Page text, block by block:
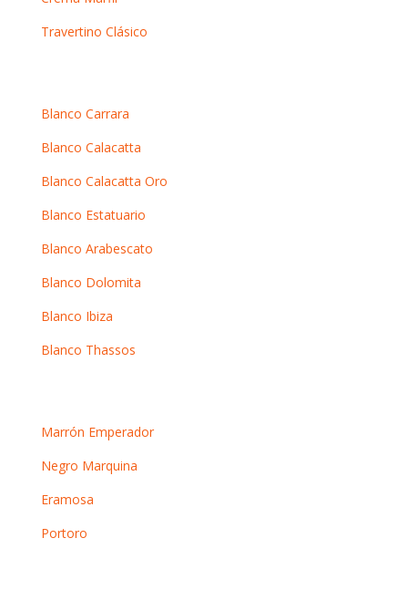
Travertino Clásico
Blanco Carrara
Blanco Calacatta
Blanco Calacatta Oro
Blanco Estatuario
Blanco Arabescato
Blanco Dolomita
Blanco Ibiza
Blanco Thassos
Marrón Emperador
Negro Marquina
Eramosa
Portoro